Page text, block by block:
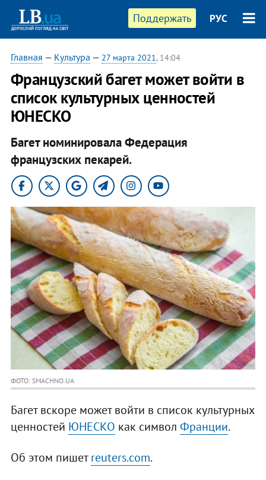
Поддержать РУС
Главная — Культура — 27 марта 2021, 14:04
Французский багет может войти в
список культурных ценностей
ЮНЕСКО
Багет номинировала Федерация
французских пекарей.
ФОТО: SMACHNO.UA
Багет вскоре может войти в список культурных
ценностей ЮНЕСКО как символ Франции.
Об этом пишетreuters.com.